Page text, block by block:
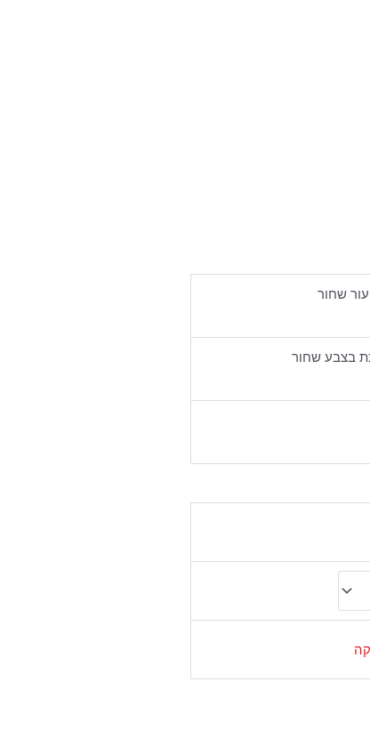
שחור
בצבע שחור